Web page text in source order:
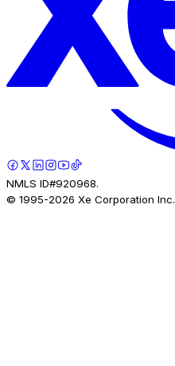
NMLS ID#920968.
© 1995-2026 Xe Corporation Inc.